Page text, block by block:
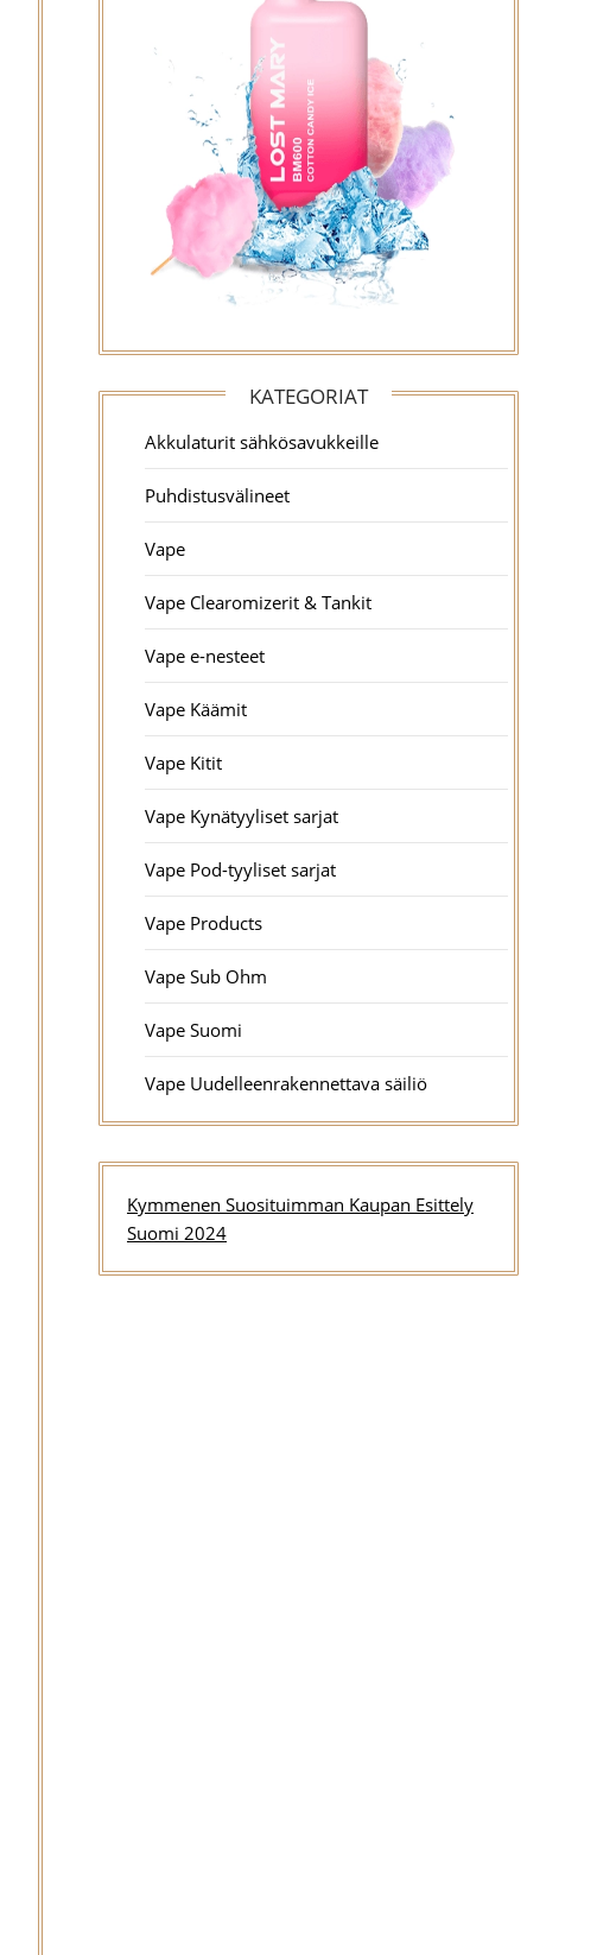
KATEGORIAT
Akkulaturit sähkösavukkeille
Puhdistusvälineet
Vape
Vape Clearomizerit & Tankit
Vape e-nesteet
Vape Käämit
Vape Kitit
Vape Kynätyyliset sarjat
Vape Pod-tyyliset sarjat
Vape Products
Vape Sub Ohm
Vape Suomi
Vape Uudelleenrakennettava säiliö
Kymmenen Suosituimman Kaupan Esittely
Suomi 2024